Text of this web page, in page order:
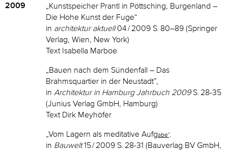
2009
„Kunstspeicher Prantl in Pöttsching, Burgenland –
Die Hohe Kunst der Fuge“
in architektur aktuell04 / 2009 S. 80–89 (Springer
Verlag, Wien, New York)
Text Isabella Marboe
„Bauen nach dem Sündenfall – Das
Brahmsquartier in der Neustadt”,
in Architektur in Hamburg Jahrbuch 2009S. 28-35
(Junius Verlag GmbH, Hamburg)
Text Dirk Meyhöfer
„Vom Lagern als meditative Aufgabe”,
in Bauwelt15 / 2009 S. 28-31 (Bauverlag BV GmbH,